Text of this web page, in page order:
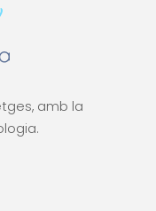
amb la